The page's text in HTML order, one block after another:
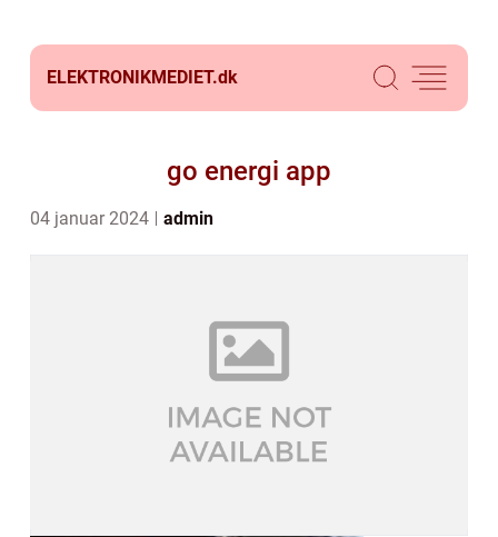
ELEKTRONIKMEDIET.dk
go energi app
04 januar 2024 admin